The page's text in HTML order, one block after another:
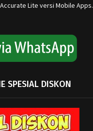
Lite versi Mobile Apps.
SPESIAL DISKON